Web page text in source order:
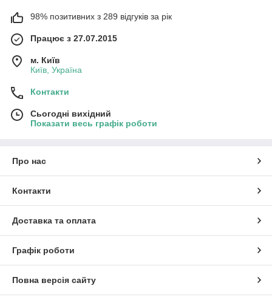
98% позитивних з 289 відгуків за рік
Працює з 27.07.2015
м. Київ
Київ, Україна
Контакти
Сьогодні вихідний
Показати весь графік роботи
Про нас
Контакти
Доставка та оплата
Графік роботи
Повна версія сайту